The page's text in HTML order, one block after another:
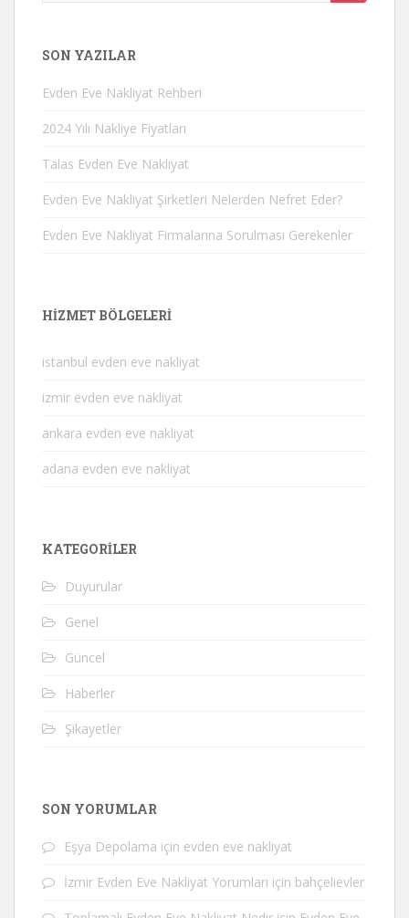
SON YAZILAR
Evden Eve Nakliyat Rehberi
2024 Yılı Nakliye Fiyatları
Talas Evden Eve Nakliyat
Evden Eve Nakliyat Şirketleri Nelerden Nefret Eder?
Evden Eve Nakliyat Firmalarına Sorulması Gerekenler
HIZMET BÖLGELERI
istanbul evden eve nakliyat
izmir evden eve nakliyat
ankara evden eve nakliyat
adana evden eve nakliyat
KATEGORILER
Duyurular
Genel
Güncel
Haberler
Şikayetler
SON YORUMLAR
Eşya Depolama için evden eve nakliyat
İzmir Evden Eve Nakliyat Yorumları için bahçelievler